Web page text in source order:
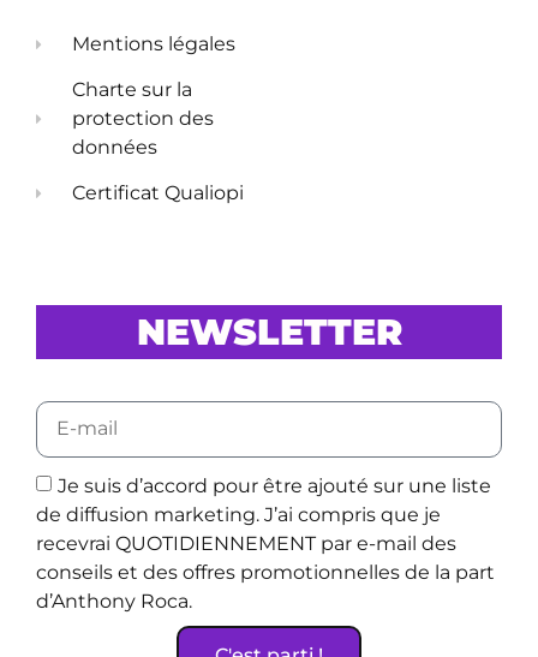
Mentions légales
Charte sur la
protection des
données
Certificat Qualiopi
NEWSLETTER
Je suis d’accord pour être ajouté sur une liste
de diffusion marketing. J’ai compris que je
recevrai QUOTIDIENNEMENT par e-mail des
conseils et des offres promotionnelles de la part
d’Anthony Roca.